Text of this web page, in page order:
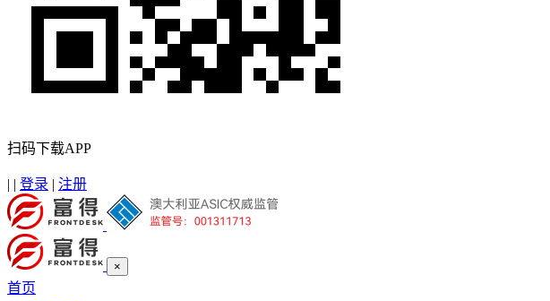
扫码下载APP
| | 登录 | 注册
×
首页